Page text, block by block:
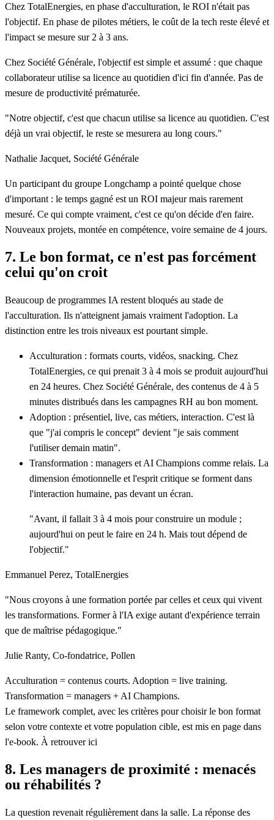
Chez TotalEnergies, en phase d'acculturation, le ROI n'était pas
l'objectif. En phase de pilotes métiers, le coût de la tech reste élevé et
l'impact se mesure sur 2 à 3 ans.
Chez Société Générale, l'objectif est simple et assumé : que chaque
collaborateur utilise sa licence au quotidien d'ici fin d'année. Pas de
mesure de productivité prématurée.
"Notre objectif, c'est que chacun utilise sa licence au quotidien. C'est
déjà un vrai objectif, le reste se mesurera au long cours."
Nathalie Jacquet, Société Générale
Un participant du groupe Longchamp a pointé quelque chose
d'important : le temps gagné est un ROI majeur mais rarement
mesuré. Ce qui compte vraiment, c'est ce qu'on décide d'en faire.
Nouveaux projets, montée en compétence, voire semaine de 4 jours.
7. Le bon format, ce n'est pas forcément
celui qu'on croit
Beaucoup de programmes IA restent bloqués au stade de
l'acculturation. Ils n'atteignent jamais vraiment l'adoption. La
distinction entre les trois niveaux est pourtant simple.
Acculturation : formats courts, vidéos, snacking. Chez
TotalEnergies, ce qui prenait 3 à 4 mois se produit aujourd'hui
en 24 heures. Chez Société Générale, des contenus de 4 à 5
minutes distribués dans les campagnes RH au bon moment.
Adoption : présentiel, live, cas métiers, interaction. C'est là
que "j'ai compris le concept" devient "je sais comment
l'utiliser demain matin".
Transformation : managers et AI Champions comme relais. La
dimension émotionnelle et l'esprit critique se forment dans
l'interaction humaine, pas devant un écran.
"Avant, il fallait 3 à 4 mois pour construire un module ;
aujourd'hui on peut le faire en 24 h. Mais tout dépend de
l'objectif."
Emmanuel Perez, TotalEnergies
"Nous croyons à une formation portée par celles et ceux qui vivent
les transformations. Former à l'IA exige autant d'expérience terrain
que de maîtrise pédagogique."
Julie Ranty, Co-fondatrice, Pollen
Acculturation = contenus courts. Adoption = live training.
Transformation = managers + AI Champions.
Le framework complet, avec les critères pour choisir le bon format
selon votre contexte et votre population cible, est mis en page dans
l'e-book. À retrouver ici
8. Les managers de proximité : menacés
ou réhabilités ?
La question revenait régulièrement dans la salle. La réponse des